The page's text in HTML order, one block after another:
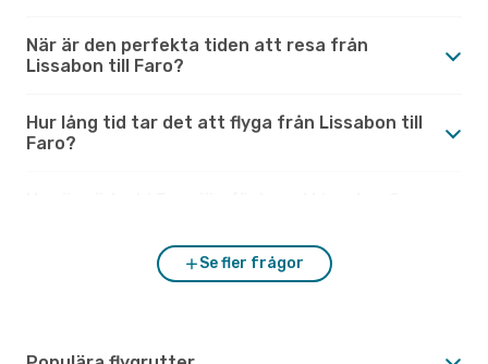
När är den perfekta tiden att resa från
Lissabon till Faro?
Hur lång tid tar det att flyga från Lissabon till
Faro?
Se fler frågor